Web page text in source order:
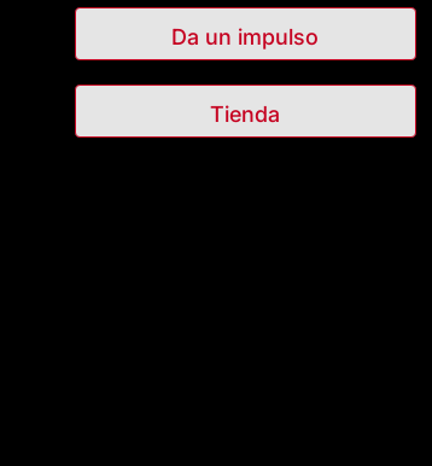
Da un impulso
Tienda